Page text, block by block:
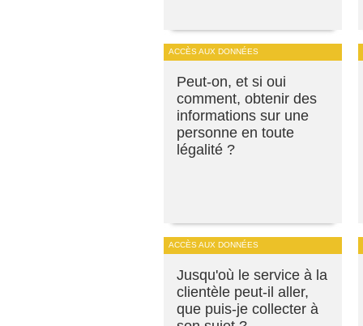
ACCÈS AUX DONNÉES
Peut-on, et si oui
comment, obtenir des
informations sur une
personne en toute
légalité ?
ACCÈS AUX DONNÉES
Jusqu'où le service à la
clientèle peut-il aller,
que puis-je collecter à